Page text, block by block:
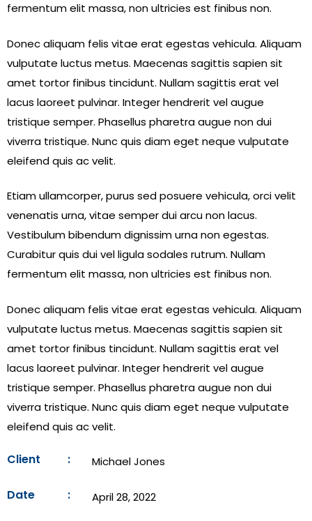
fermentum elit massa, non ultricies est finibus non.
Donec aliquam felis vitae erat egestas vehicula. Aliquam
vulputate luctus metus. Maecenas sagittis sapien sit
amet tortor finibus tincidunt. Nullam sagittis erat vel
lacus laoreet pulvinar. Integer hendrerit vel augue
tristique semper. Phasellus pharetra augue non dui
viverra tristique. Nunc quis diam eget neque vulputate
eleifend quis ac velit.
Etiam ullamcorper, purus sed posuere vehicula, orci velit
venenatis urna, vitae semper dui arcu non lacus.
Vestibulum bibendum dignissim urna non egestas.
Curabitur quis dui vel ligula sodales rutrum. Nullam
fermentum elit massa, non ultricies est finibus non.
Donec aliquam felis vitae erat egestas vehicula. Aliquam
vulputate luctus metus. Maecenas sagittis sapien sit
amet tortor finibus tincidunt. Nullam sagittis erat vel
lacus laoreet pulvinar. Integer hendrerit vel augue
tristique semper. Phasellus pharetra augue non dui
viverra tristique. Nunc quis diam eget neque vulputate
eleifend quis ac velit.
Client : Michael Jones
Date : April 28, 2022